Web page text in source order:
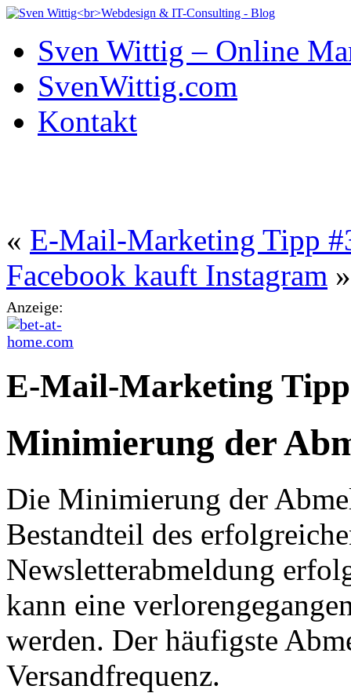
Sven Wittig – Online
SvenWittig.com
Kontakt
« E-Mail-Marketing Tipp
Facebook kauft Instagram »
Anzeige:
E-Mail-Marketing
Minimierung der
Die Minimierung der
Bestandteil des
Newsletterabmeldung
kann eine
werden. Der häufigste
Versandfrequenz.